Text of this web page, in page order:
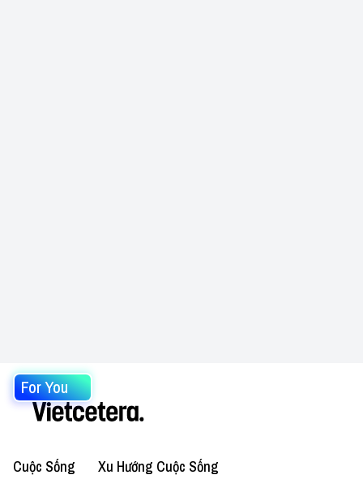
For You
Cuộc Sống Xu Hướng Cuộc Sống